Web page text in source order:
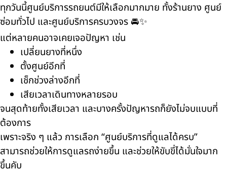
ทุกวันนี้ศูนย์บริการรถยนต์มีให้เลือกมากมาย ทั้งร้านยาง ศูนย์
ซ่อมทั่วไป และศูนย์บริการครบวงจร 🚘✨
แต่หลายคนอาจเคยเจอปัญหา เช่น
เปลี่ยนยางที่หนึ่ง
ตั้งศูนย์อีกที่
เช็กช่วงล่างอีกที่
เสียเวลาเดินทางหลายรอบ
จนสุดท้ายทั้งเสียเวลา และบางครั้งปัญหารถก็ยังไม่จบแบบที่
ต้องการ
เพราะจริง ๆ แล้ว การเลือก “ศูนย์บริการที่ดูแลได้ครบ”
สามารถช่วยให้การดูแลรถง่ายขึ้น และช่วยให้ขับขี่ได้มั่นใจมาก
ขึ้นคับ